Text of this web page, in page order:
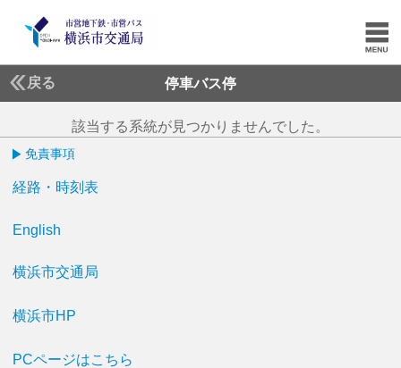
戻る 停車バス停
該当する系統が見つかりませんでした。
免責事項
経路・時刻表
English
横浜市交通局
横浜市HP
PCページはこちら